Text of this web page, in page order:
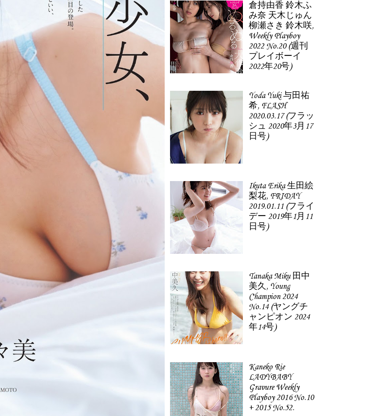
倉持由香 鈴木ふ
み奈 天木じゅん
柳瀬さき 鈴木咲,
Weekly Playboy
2022 No.20 (週刊
プレイボーイ
2022年20号)
Yoda Yuki 与田祐
希, FLASH
2020.03.17 (フラッ
シュ 2020年3月17
日号)
Ikuta Erika 生田絵
梨花, FRIDAY
2019.01.11 (フライ
デー 2019年1月11
日号)
Tanaka Miku 田中
美久, Young
Champion 2024
No.14 (ヤングチ
ャンピオン 2024
年14号)
Kaneko Rie
LADYBABY
Gravure Weekly
Playboy 2016 No.10
+ 2015 No.52.